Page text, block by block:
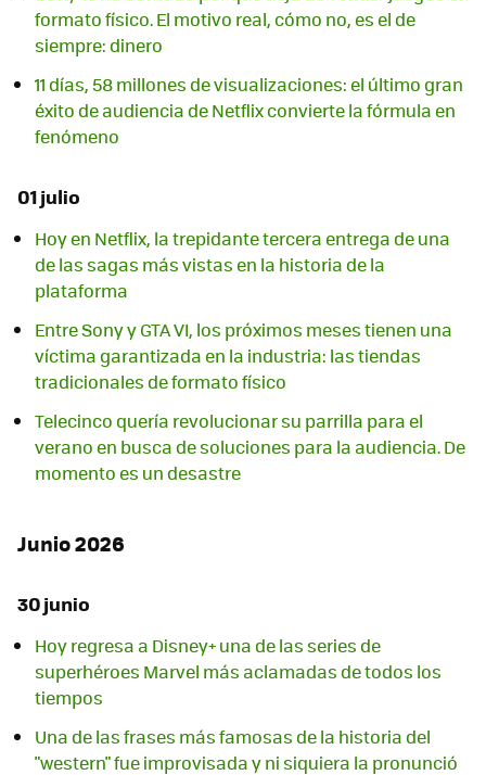
formato físico. El motivo real, cómo no, es el de
siempre: dinero
11 días, 58 millones de visualizaciones: el último gran
éxito de audiencia de Netflix convierte la fórmula en
fenómeno
01 julio
Hoy en Netflix, la trepidante tercera entrega de una
de las sagas más vistas en la historia de la
plataforma
Entre Sony y GTA VI, los próximos meses tienen una
víctima garantizada en la industria: las tiendas
tradicionales de formato físico
Telecinco quería revolucionar su parrilla para el
verano en busca de soluciones para la audiencia. De
momento es un desastre
Junio 2026
30 junio
Hoy regresa a Disney+ una de las series de
superhéroes Marvel más aclamadas de todos los
tiempos
Una de las frases más famosas de la historia del
"western" fue improvisada y ni siquiera la pronunció